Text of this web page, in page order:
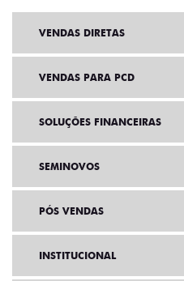
VENDAS DIRETAS
VENDAS PARA PCD
SOLUÇÕES FINANCEIRAS
SEMINOVOS
PÓS VENDAS
INSTITUCIONAL